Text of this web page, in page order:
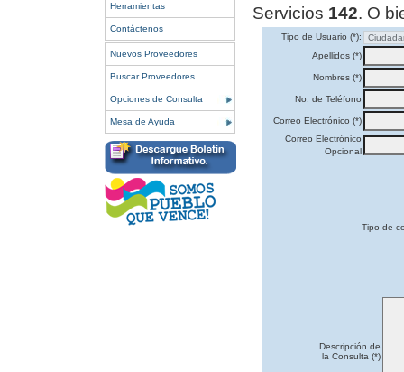
Herramientas
Contáctenos
Nuevos Proveedores
Buscar Proveedores
Opciones de Consulta
Mesa de Ayuda
Servicios 142. O
Tipo de Usuario (*):
Apellidos (*)
Nombres (*)
No. de Teléfono
Correo Electrónico (*)
Correo Electrónico
Opcional
Tipo de
Descripción de
la Consulta (*)